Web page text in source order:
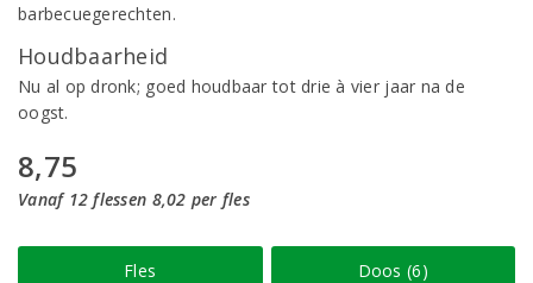
barbecuegerechten.
Houdbaarheid
Nu al op dronk; goed houdbaar tot drie à vier jaar na de
oogst.
8,75
Vanaf 12 flessen 8,02 per fles
Fles Doos (6)